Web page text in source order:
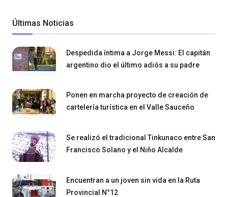
Últimas Noticias
Despedida íntima a Jorge Messi: El capitán
argentino dio el último adiós a su padre
Ponen en marcha proyecto de creación de
cartelería turística en el Valle Sauceño
Se realizó el tradicional Tinkunaco entre San
Francisco Solano y el Niño Alcalde
Encuentran a un joven sin vida en la Ruta
Provincial N°12